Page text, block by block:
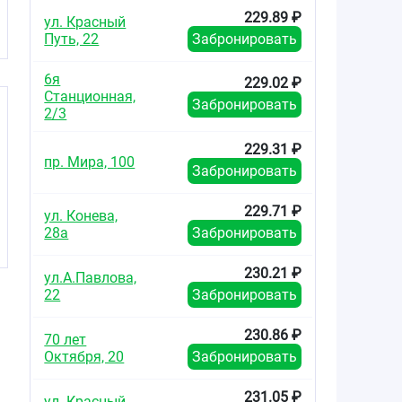
ул. Красный
Путь, 22
229.89 ₽
Забронировать
6я
Станционная,
2/3
229.02 ₽
Забронировать
пр. Мира, 100
229.31 ₽
Забронировать
ул. Конева,
28а
229.71 ₽
Забронировать
ул.А.Павлова,
22
230.21 ₽
Забронировать
70 лет
Октября, 20
230.86 ₽
Забронировать
231.05 ₽